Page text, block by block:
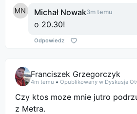
Michał Nowak3m temu
o 20.30!
Odpowiedz
Franciszek Grzegorczyk
4m temu Opublikowany w Dyskusja
Czy ktos moze mnie jutro
z Metra.